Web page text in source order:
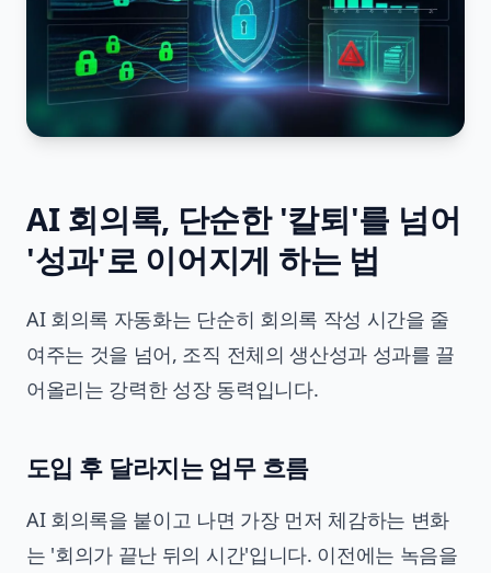
AI 회의록, 단순한 '칼퇴'를 넘어
'성과'로 이어지게 하는 법
AI 회의록 자동화는 단순히 회의록 작성 시간을 줄
여주는 것을 넘어, 조직 전체의 생산성과 성과를 끌
어올리는 강력한 성장 동력입니다.
도입 후 달라지는 업무 흐름
AI 회의록을 붙이고 나면 가장 먼저 체감하는 변화
는 '회의가 끝난 뒤의 시간'입니다. 이전에는 녹음을